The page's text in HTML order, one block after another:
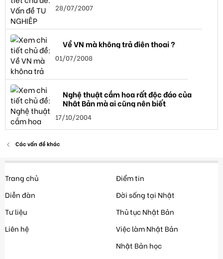
28/07/2007
Về VN mà không trả điện thoại ?
01/07/2008
Nghệ thuật cắm hoa rất độc đáo của
Nhật Bản mà ai cũng nên biết
17/10/2004
Các vấn đề khác
Trang chủ
Diễn đàn
Tư liệu
Liên hệ
Điểm tin
Đời sống tại Nhật
Thủ tục Nhật Bản
Việc làm Nhật Bản
Nhật Bản học